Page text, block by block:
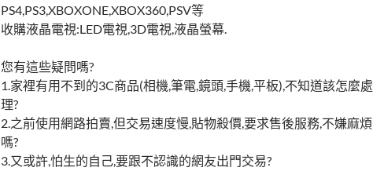
PS4,PS3,XBOXONE,XBOX360,PSV等
收購液晶電視:LED電視,3D電視,液晶螢幕.
您有這些疑問嗎?
1.家裡有用不到的3C商品(相機,筆電,鏡頭,手機,平板),不知道該怎麼處
理?
2.之前使用網路拍賣,但交易速度慢,貼物殺價,要求售後服務,不嫌麻煩
嗎?
3.又或許,怕生的自己,要跟不認識的網友出門交易?